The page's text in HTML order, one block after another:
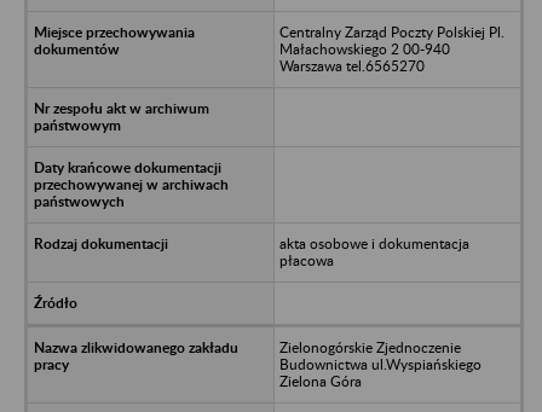
Centralny Zarząd Poczty Polskiej Pl.
Małachowskiego 2 00-940
Warszawa tel.6565270
akta osobowe i dokumentacja
płacowa
Zielonogórskie Zjednoczenie
Budownictwa ul.Wyspiańskiego
Zielona Góra